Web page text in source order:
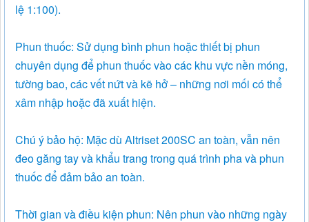
lệ 1:100).
Phun thuốc: Sử dụng bình phun hoặc thiết bị phun
chuyên dụng để phun thuốc vào các khu vực nền móng,
tường bao, các vết nứt và kẽ hở – những nơi mối có thể
xâm nhập hoặc đã xuất hiện.
Chú ý bảo hộ: Mặc dù Altriset 200SC an toàn, vẫn nên
đeo găng tay và khẩu trang trong quá trình pha và phun
thuốc để đảm bảo an toàn.
Thời gian và điều kiện phun: Nên phun vào những ngày